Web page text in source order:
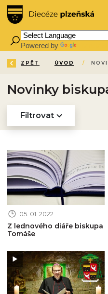
Powered by
ZPĚT ÚVOD /
Novinky
Filtrovat
Obrázek novinky
05. 01. 2022
Z lednového diáře biskupa
Tomáše
Obrázek novinky